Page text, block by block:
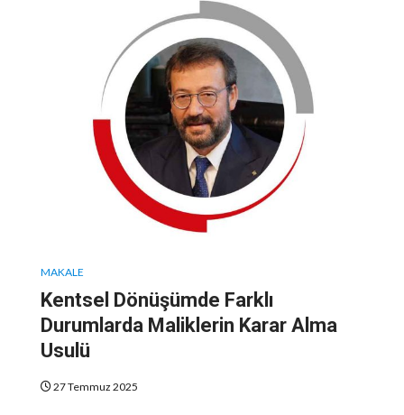
MAKALE
Kentsel Dönüşümde Farklı
Durumlarda Maliklerin Karar Alma
Usulü
27 Temmuz 2025